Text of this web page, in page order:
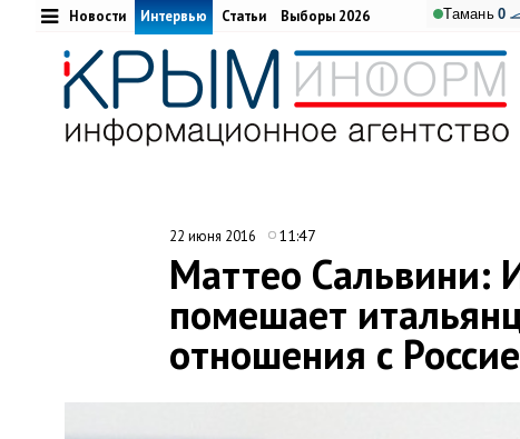
Тамань 0
Новости Интервью Статьи Выборы 2026
22 июня 2016 11:47
Маттео Сальвини:
помешает
отношения с